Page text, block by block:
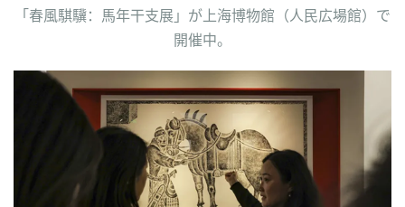
「春風騏驥：馬年干支展」が上海博物館（人民広場館）で
開催中。